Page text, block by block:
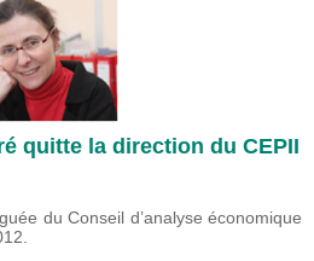
quitte la direction du CEPII
du Conseil d’analyse économique